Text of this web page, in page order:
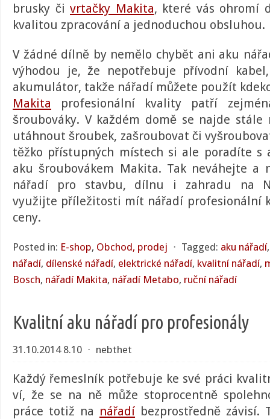
brusky či vrtačky Makita, které vás ohromí
kvalitou zpracování a jednoduchou obsluhou.
V žádné dílně by nemělo chybět ani aku
výhodou je, že nepotřebuje přívodní
akumulátor, takže nářadí můžete použít
Makita profesionální kvality patří
šroubováky. V každém domě se najde stále
utáhnout šroubek, zašroubovat či
těžko přístupných místech si ale poradíte s
aku šroubovákem Makita. Tak neváhejte a
nářadí pro stavbu, dílnu i zahradu na
využijte příležitosti mít nářadí profesionální
ceny.
Posted in: E-shop, Obchod, prodej ⋅ Tagged: aku nářadí
nářadí, dílenské nářadí, elektrické nářadí, kvalitní nářadí,
Bosch, nářadí Makita, nářadí Metabo, ruční nářadí
Kvalitní aku nářadí pro profesionály
31.10.2014 8.10 ⋅ nebthet
Každý řemeslník potřebuje ke své práci
ví, že se na ně může stoprocentně
práce totiž na nářadí bezprostředně závisí.